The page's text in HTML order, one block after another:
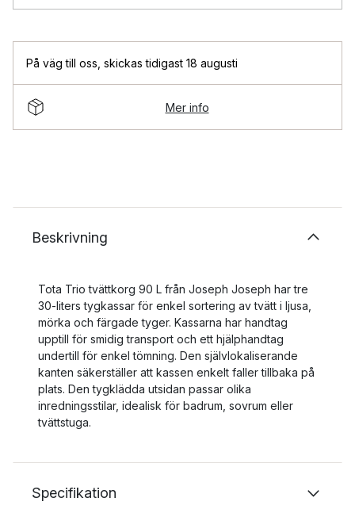
På väg till oss skickas tidigast 18 augusti
Mer info
Beskrivning
Tota Trio tvättkorg 90 L från Joseph Joseph har tre
30-liters tygkassar för enkel sortering av tvätt i ljusa,
mörka och färgade tyger. Kassarna har handtag
upptill för smidig transport och ett hjälphandtag
undertill för enkel tömning. Den självlokaliserande
kanten säkerställer att kassen enkelt faller tillbaka på
plats. Den tygklädda utsidan passar olika
inredningsstilar, idealisk för badrum, sovrum eller
tvättstuga.
Specifikation